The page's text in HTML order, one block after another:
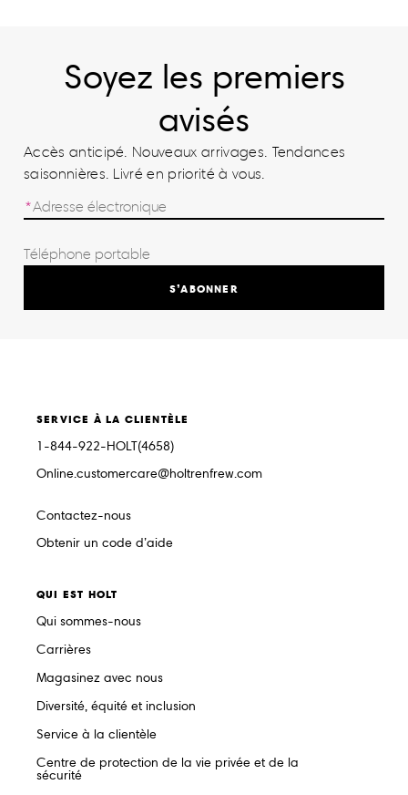
Soyez les premiers
avisés
Accès anticipé. Nouveaux arrivages. Tendances
saisonnières. Livré en priorité à vous.
S’ABONNER
SERVICE À LA CLIENTÈLE
1-844-922-HOLT(4658)
Online.customercare@holtrenfrew.com
Contactez-nous
Obtenir un code d’aide
QUI EST HOLT
Qui sommes-nous
Carrières
Magasinez avec nous
Diversité, équité et inclusion
Service à la clientèle
Centre de protection de la vie privée et de la
sécurité